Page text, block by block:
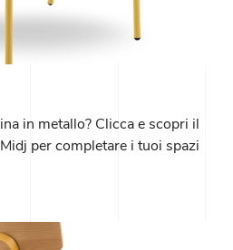
in metallo? Clicca e scopri il
per completare i tuoi spazi